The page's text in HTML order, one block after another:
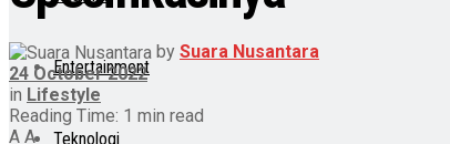
Entertainment
Teknologi
by Suara Nusantara
24 October 2022
in Lifestyle
Reading Time: 1 min read
A A